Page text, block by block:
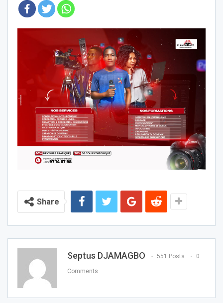
Share
Septus DJAMAGBO 551 Posts 0
Comments